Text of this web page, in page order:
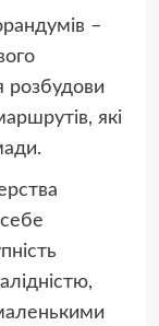
–
розбудови
які